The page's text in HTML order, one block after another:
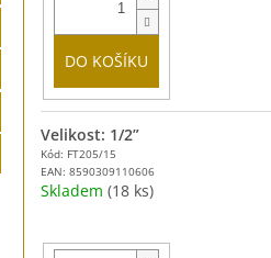
DO KOŠÍKU
Kód: FT205/15
EAN: 8590309110606
Velikost: 1/2”
Skladem (18 ks)